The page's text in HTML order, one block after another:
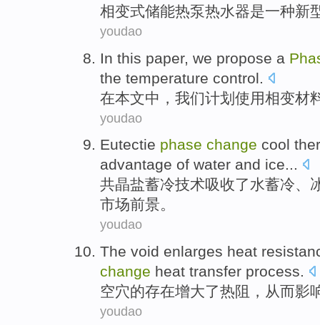
相变式储能热泵热水器是一种新
youdao
In this paper, we propose a
the temperature control
在本文中， 我们计划 使用相变材
youdao
Eutectie phase change cool
advantage of water and ice...
共晶盐蓄冷技术吸收了水蓄冷、
市场前景。
youdao
The void enlarges heat
change heat transfer process.
空穴的存在增大了热阻 ， 从而影
youdao